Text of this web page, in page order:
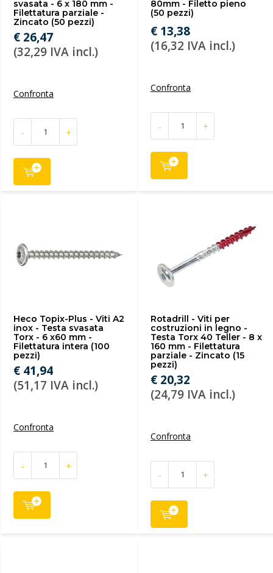
svasata - 6 x 180 mm -
Filettatura parziale -
Zincato (50 pezzi)
€ 26,47
(32,29 IVA incl.)
Confronta
- +
80mm - Filetto pieno
(50 pezzi)
€ 13,38
(16,32 IVA incl.)
Confronta
- +
Heco Topix-Plus - Viti A2
inox - Testa svasata
Torx - 6 x60 mm -
Filettatura intera (100
pezzi)
€ 41,94
(51,17 IVA incl.)
Confronta
- +
Rotadrill - Viti per
costruzioni in legno -
Testa Torx 40 Teller - 8 x
160 mm - Filettatura
parziale - Zincato (15
pezzi)
€ 20,32
(24,79 IVA incl.)
Confronta
- +